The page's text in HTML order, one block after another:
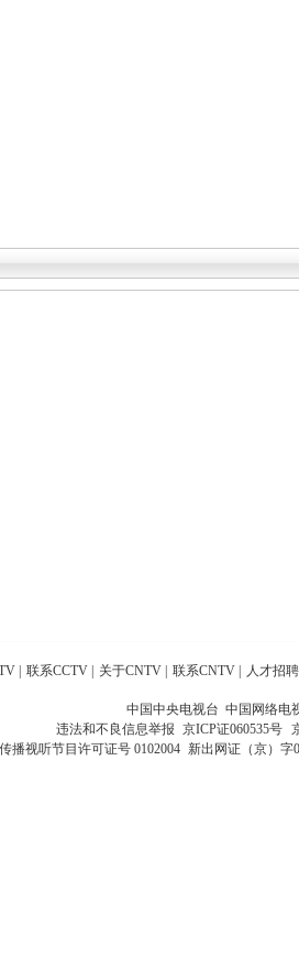
联系CCTV 关于CNTV 联系CNTV 人才招聘
中国中央电视台 中国网络电
违法和不良信息举报 京ICP证060535号
播视听节目许可证号 0102004 新出网证（京）